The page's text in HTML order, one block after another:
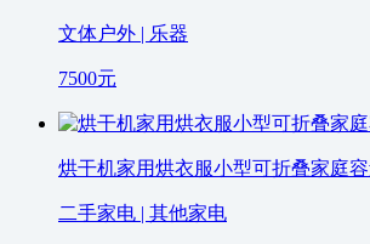
文体户外 | 乐器
7500元
烘干机家用烘衣服小型可折叠家庭
二手家电 | 其他家电